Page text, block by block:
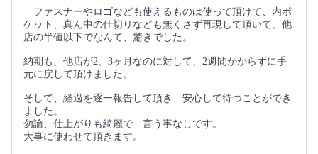
ファスナーやロゴなども使えるものは使って頂けて、内ポ
ケット、真ん中の仕切りなども無くさず再現して頂いて、他
店の半値以下でなんて、驚きでした。
納期も、他店が2、3ヶ月なのに対して、2週間かからずに手
元に戻して頂けました。
そして、経過を逐一報告して頂き、安心して待つことができ
ました。
勿論、仕上がりも綺麗で 言う事なしです。
大事に使わせて頂きます。